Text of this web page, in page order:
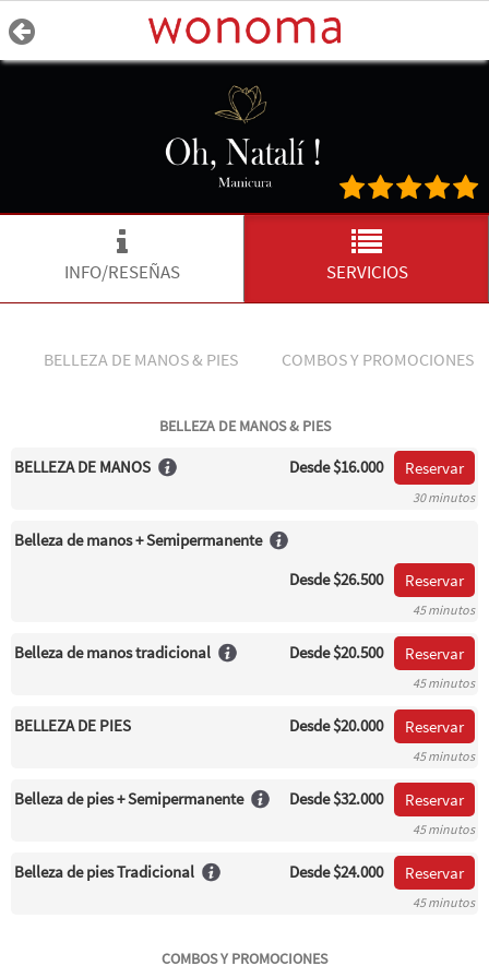
INFO/RESEÑAS SERVICIOS
BELLEZA DE MANOS & PIES COMBOS Y PROMOCIONES
BELLEZA DE MANOS & PIES
BELLEZA DE MANOS Desde$16.000 Reservar
30 minutos
Belleza de manos + Semipermanente
Desde$26.500 Reservar
45 minutos
Belleza de manos tradicional Desde$20.500 Reservar
45 minutos
BELLEZA DE PIES Desde$20.000 Reservar
45 minutos
Belleza de pies + Semipermanente Desde$32.000 Reservar
45 minutos
Belleza de pies Tradicional Desde$24.000 Reservar
45 minutos
COMBOS Y PROMOCIONES